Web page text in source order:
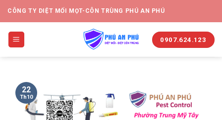
CÔNG TY DIỆT MỐI MỌT-CÔN TRÙNG PHÚ AN PHÚ
0907.624.123
22
Th10